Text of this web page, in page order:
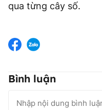
qua từng cây số.
Bình luận